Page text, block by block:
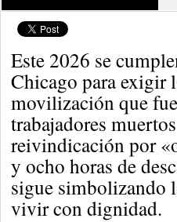
Este 2026 se
Chicago para exigir
movilización que
trabajadores
reivindicación por
y ocho horas de
sigue simbolizando
vivir con dignidad.